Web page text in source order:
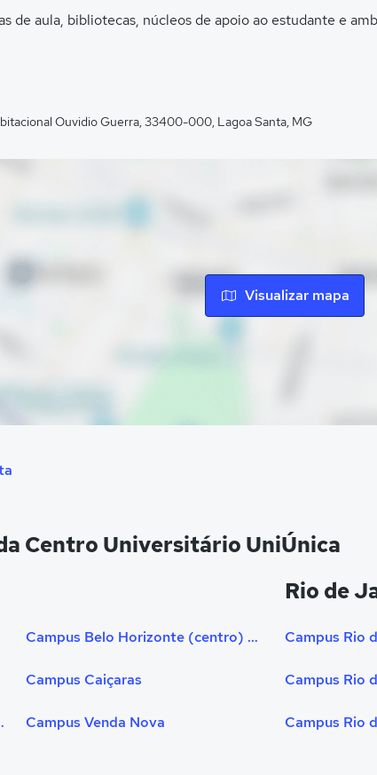
de aula, bibliotecas, núcleos de apoio ao estudante e
Ouvidio Guerra, 33400-000, Lagoa Santa, MG
Visualizar mapa
Centro Universitário UniÚnica
- Próprio
Campus Belo Horizonte (centro) - Mg
Campus Caiçaras
Campus Venda Nova
Rio de